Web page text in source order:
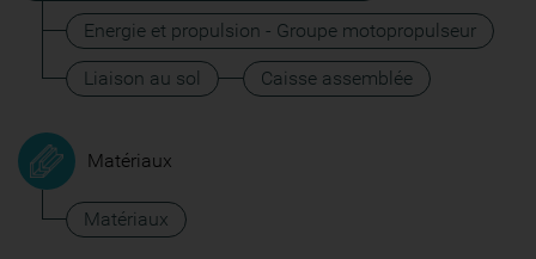
Energie et propulsion - Groupe motopropulseur
Liaison au sol Caisse assemblée
Matériaux
Matériaux